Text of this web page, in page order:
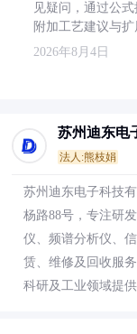
见疑问，通过公
附加工艺建议与扩
2026年8月4日
苏州迪东电
法人:熊枝娟
苏州迪东电子科技
杨路88号，专注研
仪、频谱分析仪、
赁、维修及回收服
科研及工业领域提